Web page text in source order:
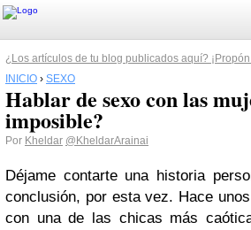
¿Los artículos de tu blog publicados aquí?
INICIO › SEXO
Hablar de sexo con las
imposible?
Por Kheldar @KheldarArainai
Déjame contarte una historia
conclusión, por esta vez. Hace
con una de las chicas más